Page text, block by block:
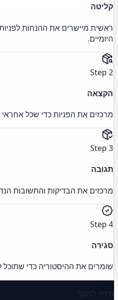
קליטה
ראשית מיישרים את ההנחות
היומיים.
Step 2
הקצאה
מרכזים את הפניות כדי שכל
Step 3
תגובה
מרכזים את הבדיקות והתשובות
Step 4
סגירה
שומרים את ההיסטוריה כדי